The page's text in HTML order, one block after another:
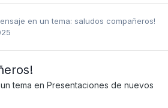
en un tema: saludos compañeros!
tema en Presentaciones de nuevos